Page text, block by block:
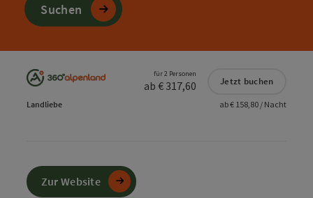
Suchen
für 2 Personen
ab € 317,60 Jetzt buchen
Landliebe ab € 158,80 / Nacht
Zur Website